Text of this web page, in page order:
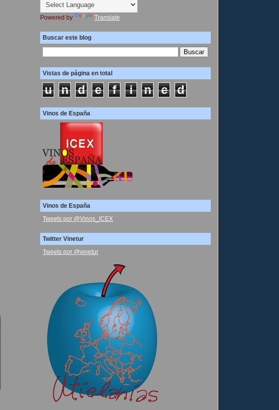
Powered by Translate
Buscar este blog
Vistas de página en total
u n d e f i n e d
Vinos de España
Vinos de España
Tweets por @Vinos_ICEX
Twitter Vinetur
Tweets por @vinetur